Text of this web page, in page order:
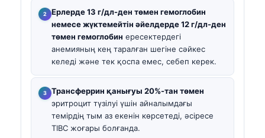
Ерлерде 13 г/дл-ден төмен гемоглобин
немесе жүктемейтін әйелдерде 12 г/дл-ден
төмен гемоглобин ересектердегі
анемияның кең таралған шегіне сәйкес
келеді және тек қоспа емес, себеп керек.
Трансферрин қанығуы 20%-тан төмен
эритроцит түзілуі үшін айналымдағы
темірдің тым аз екенін көрсетеді, әсіресе
TIBC жоғары болғанда.